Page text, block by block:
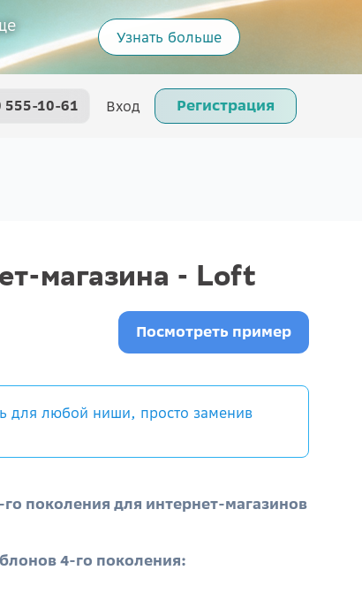
Узнать больше
555-10-61 Вход Регистрация
магазина - Loft
Посмотреть пример
для любой ниши, просто заменив
поколения для интернет-магазинов
4-го поколения: